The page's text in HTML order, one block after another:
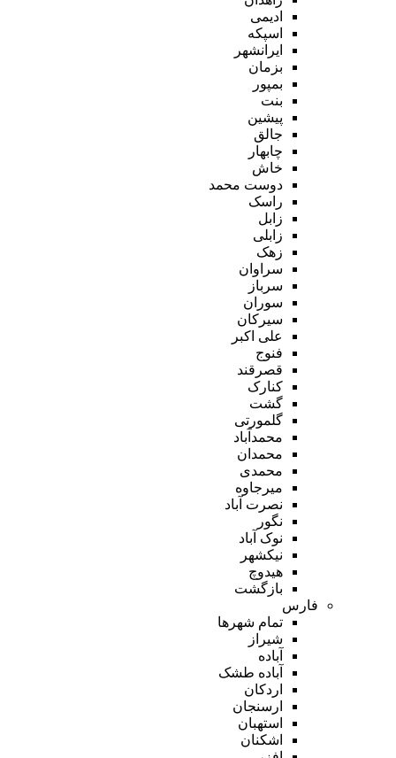
ادیمی
اسپکه
ایرانشهر
بزمان
بمپور
بنت
پیشین
جالق
چابهار
خاش
دوست محمد
راسک
زابل
زابلی
زهک
سراوان
سرباز
سوران
سیرکان
علی اکبر
فنوج
قصرقند
کنارک
گشت
گلمورتی
محمدآباد
محمدان
محمدی
میرجاوه
نصرت آباد
نگور
نوک آباد
نیکشهر
هیدوچ
بازگشت
فارس
تمام شهر‌ها
شیراز
آباده
آباده طشک
اردکان
ارسنجان
استهبان
اشکنان